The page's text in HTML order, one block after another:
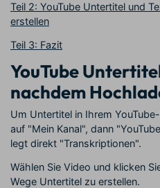
Monetarisieren Sie
Ihren Einfluss mit Filmora
Teil 2: YouTube Untertitel und
erstellen
Teil 3: Fazit
YouTube
nachdem
Um Untertitel in Ihrem
auf "Mein Kanal", dann
legt direkt "Transkriptionen".
Wählen Sie Video und klicken
Wege Untertitel zu erstellen.